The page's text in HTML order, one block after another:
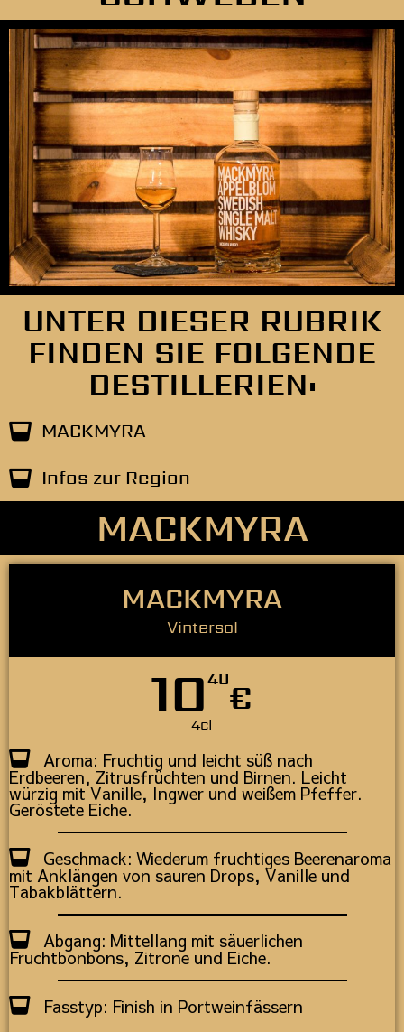
unserem einmaligen Ambiente und
den über 200 Sorten Whisky
beeindrucken
UNTER DIESER RUBRIK
FINDEN SIE FOLGENDE
DESTILLERIEN:
MACKMYRA
Infos zur Region
MACKMYRA
MACKMYRA
Vintersol
1040€
4cl
Aroma: Fruchtig und leicht süß nach
Erdbeeren, Zitrusfrüchten und Birnen. Leicht
würzig mit Vanille, Ingwer und weißem Pfeffer.
Geröstete Eiche.
Geschmack: Wiederum fruchtiges Beerenaroma
mit Anklängen von sauren Drops, Vanille und
Tabakblättern.
Abgang: Mittellang mit säuerlichen
Fruchtbonbons, Zitrone und Eiche.
Fasstyp: Finish in Portweinfässern